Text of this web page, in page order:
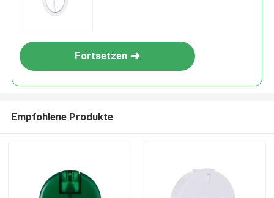
Fortsetzen
Empfohlene Produkte